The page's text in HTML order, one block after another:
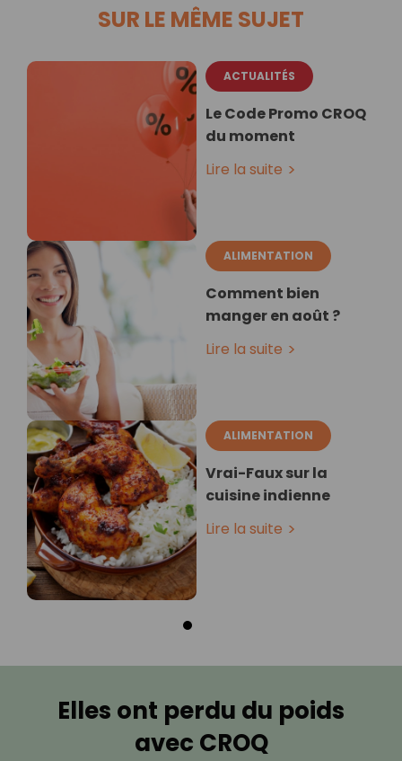
SUR LE MÊME SUJET
ACTUALITÉS
Le Code Promo CROQ
du moment
Lire la suite
ALIMENTATION
Comment bien
manger en août ?
Lire la suite
ALIMENTATION
Vrai-Faux sur la
cuisine indienne
Lire la suite
Elles ont perdu du poids
avec CROQ